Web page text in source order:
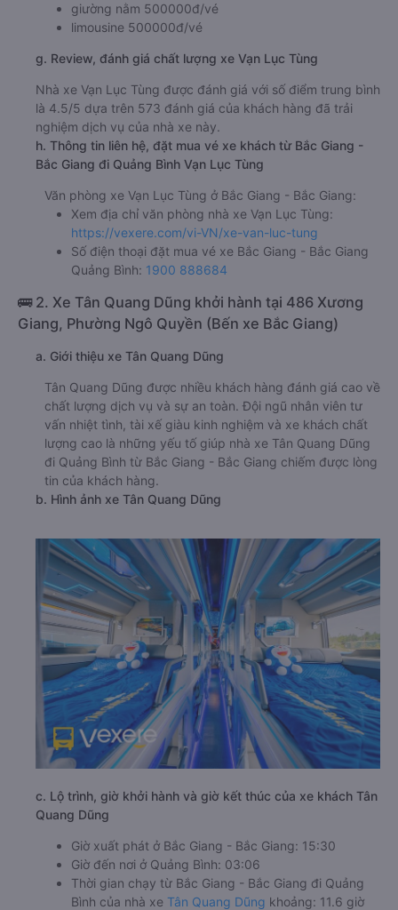
giường nằm 500000đ/vé
limousine 500000đ/vé
g. Review, đánh giá chất lượng xe Vạn Lục Tùng
Nhà xe Vạn Lục Tùng được đánh giá với số điểm trung bình
là 4.5/5 dựa trên 573 đánh giá của khách hàng đã trải
nghiệm dịch vụ của nhà xe này.
h. Thông tin liên hệ, đặt mua vé xe khách từ Bắc Giang -
Bắc Giang đi Quảng Bình Vạn Lục Tùng
Văn phòng xe Vạn Lục Tùng ở Bắc Giang - Bắc Giang:
Xem địa chỉ văn phòng nhà xe Vạn Lục Tùng:
https://vexere.com/vi-VN/xe-van-luc-tung
Số điện thoại đặt mua vé xe Bắc Giang - Bắc Giang
Quảng Bình: 1900 888684
🚌 2. Xe Tân Quang Dũng khởi hành tại 486 Xương
Giang, Phường Ngô Quyền (Bến xe Bắc Giang)
a. Giới thiệu xe Tân Quang Dũng
Tân Quang Dũng được nhiều khách hàng đánh giá cao về
chất lượng dịch vụ và sự an toàn. Đội ngũ nhân viên tư
vấn nhiệt tình, tài xế giàu kinh nghiệm và xe khách chất
lượng cao là những yếu tố giúp nhà xe Tân Quang Dũng
đi Quảng Bình từ Bắc Giang - Bắc Giang chiếm được lòng
tin của khách hàng.
b. Hình ảnh xe Tân Quang Dũng
c. Lộ trình, giờ khởi hành và giờ kết thúc của xe khách Tân
Quang Dũng
Giờ xuất phát ở Bắc Giang - Bắc Giang: 15:30
Giờ đến nơi ở Quảng Bình: 03:06
Thời gian chạy từ Bắc Giang - Bắc Giang đi Quảng
Bình của nhà xe Tân Quang Dũng khoảng: 11.6 giờ